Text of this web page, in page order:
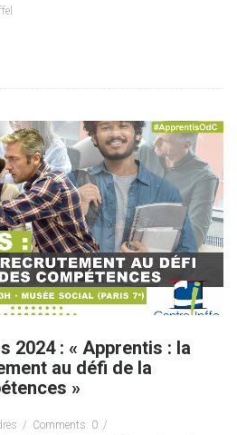
2024 : « Apprentis : la
au défi de la
»
Comments: 0